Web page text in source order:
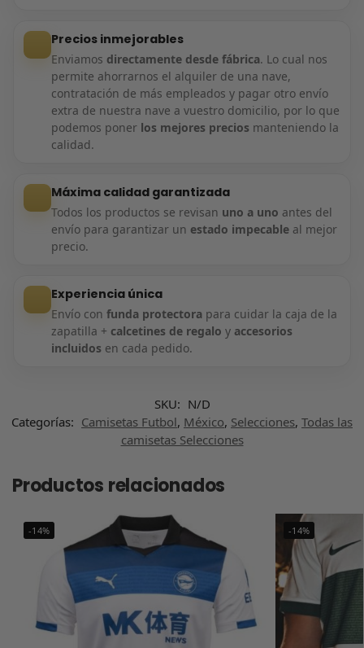
Precios inmejorables
Enviamos directamente desde fábrica. Lo cual nos
permite ahorrarnos el alquiler de una nave,
contratación de más empleados y pagar otro envío
extra de nuestra nave a vuestro domicilio, por lo que
podemos poner los mejores precios manteniendo la
calidad.
Máxima calidad garantizada
Todos los productos se revisan uno a uno antes del
envío para garantizar un estado impecableal mejor
precio.
Experiencia única
Envío con funda protectorapara cuidar la caja de la
zapatilla + calcetines de regalo y accesorios
incluidos en cada pedido.
SKU: N/D
Categorías: Camisetas Futbol, México, Selecciones, Todas las
camisetas Selecciones
Productos relacionados
-14% -14%